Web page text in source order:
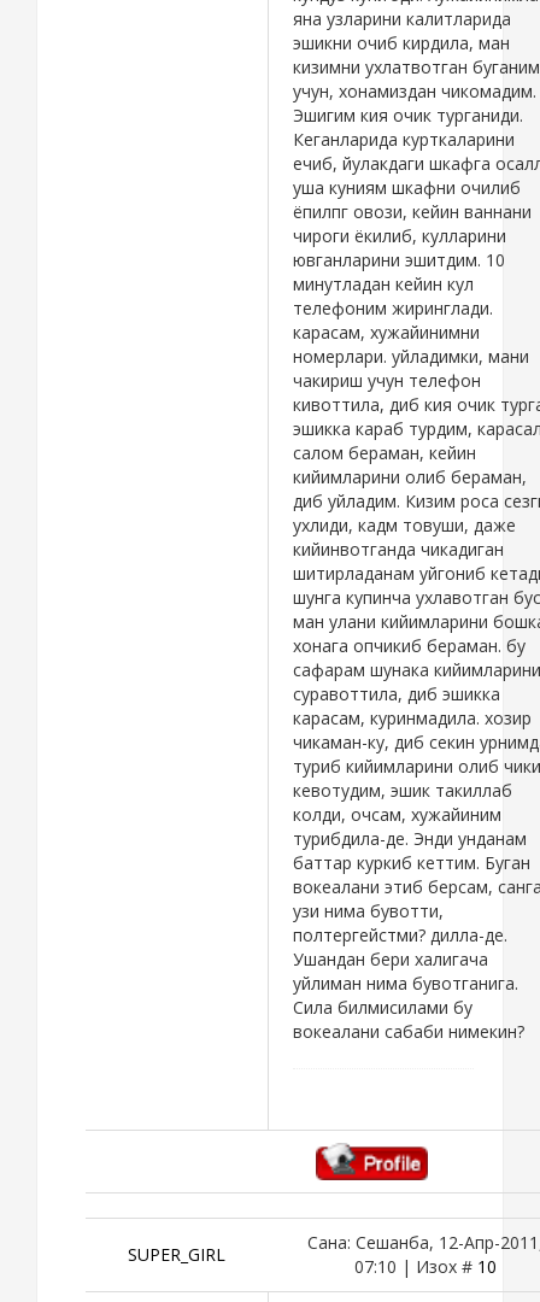
яна узларини калитларида
эшикни очиб кирдила, ман
кизимни ухлатвотган буганим
учун, хонамиздан чикомадим.
Эшигим кия очик турганиди.
Кеганларида курткаларини
ечиб, йулакдаги шкафга
уша куниям шкафни очилиб
ёпилпг овози, кейин ваннани
чироги ёкилиб, кулларини
ювганларини эшитдим. 10
минутладан кейин кул
телефоним жиринглади.
карасам, хужайинимни
номерлари. уйладимки, мани
чакириш учун телефон
кивоттила, диб кия очик
эшикка караб турдим,
салом бераман, кейин
кийимларини олиб бераман,
диб уйладим. Кизим роса
ухлиди, кадм товуши, даже
кийинвотганда чикадиган
шитирладанам уйгониб
шунга купинча ухлавотган
ман улани кийимларини
хонага опчикиб бераман. бу
сафарам шунака кийимларини
суравоттила, диб эшикка
карасам, куринмадила. хозир
чикаман-ку, диб секин
туриб кийимларини олиб
кевотудим, эшик такиллаб
колди, очсам, хужайиним
турибдила-де. Энди унданам
баттар куркиб кеттим. Буган
вокеалани этиб берсам,
узи нима бувотти,
полтергейстми? дилла-де.
Ушандан бери халигача
уйлиман нима бувотганига.
Сила билмисилами бу
вокеалани сабаби нимекин?
SUPER_GIRL
Сана: Сешанба, 12-Апр-
07:10 | Изох # 10